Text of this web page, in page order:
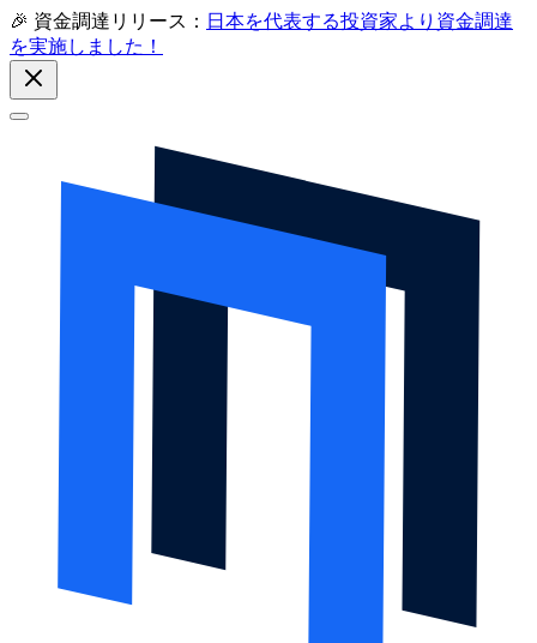
🎉 資金調達リリース： 日本を代表する投資家より資金調達
を実施しました！